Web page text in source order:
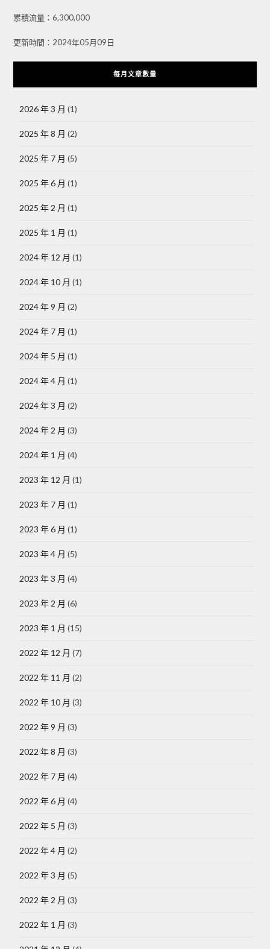
累積流量：6,300,000
更新時間：2024年05月09日
每月文章數量
2026 年 3 月 (1)
2025 年 8 月 (2)
2025 年 7 月 (5)
2025 年 6 月 (1)
2025 年 2 月 (1)
2025 年 1 月 (1)
2024 年 12 月 (1)
2024 年 10 月 (1)
2024 年 9 月 (2)
2024 年 7 月 (1)
2024 年 5 月 (1)
2024 年 4 月 (1)
2024 年 3 月 (2)
2024 年 2 月 (3)
2024 年 1 月 (4)
2023 年 12 月 (1)
2023 年 7 月 (1)
2023 年 6 月 (1)
2023 年 4 月 (5)
2023 年 3 月 (4)
2023 年 2 月 (6)
2023 年 1 月 (15)
2022 年 12 月 (7)
2022 年 11 月 (2)
2022 年 10 月 (3)
2022 年 9 月 (3)
2022 年 8 月 (3)
2022 年 7 月 (4)
2022 年 6 月 (4)
2022 年 5 月 (3)
2022 年 4 月 (2)
2022 年 3 月 (5)
2022 年 2 月 (3)
2022 年 1 月 (3)